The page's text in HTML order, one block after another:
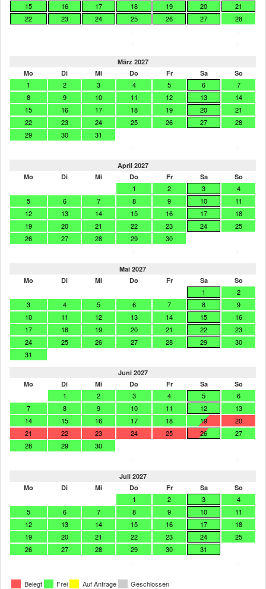
15
16 17 18 19 20
21
22
23 24 25 26 27
28
März 2027
Mo
Di Mi Do Fr Sa So
1 2 3 4 5 6
7
8
9 10 11 12 13
14
15
16 17 18 19 20
21
22
23 24 25 26 27
28
29
30
31
April 2027
Mo
Di Mi Do Fr Sa So
1 2 3
4
5
6 7 8 9 10
11
12
13 14 15 16 17
18
19
20 21 22 23 24
25
26
27 28 29
30
Mai 2027
Mo
Di Mi Do Fr Sa So
1
2
3
4 5 6 7 8
9
10
11 12 13 14 15
16
17
18 19 20 21 22
23
24
25 26 27 28 29
30
31
Juni 2027
Mo
Di Mi Do Fr Sa So
1 2 3 4 5
6
7
8 9 10 11 12
13
14
15 16 17 18 19
20
21
22 23 24 25 26
27
28
29
30
Juli 2027
Mo
Di Mi Do Fr Sa So
1 2 3
4
5
6 7 8 9 10
11
12
13 14 15 16 17
18
19
20 21 22 23 24
25
26
27 28 29 30
31
Belegt Frei Auf Anfrage Geschlossen